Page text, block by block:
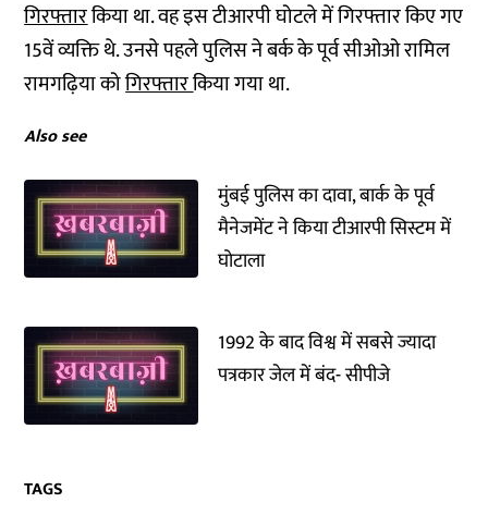
गिरफ्तारकिया था. वह इस टीआरपी घोटले में गिरफ्तार किए गए
15वें व्यक्ति थे. उनसे पहले पुलिस ने बर्क के पूर्व सीओओ रामिल
रामगढ़िया कोगिरफ्तारकिया गया था.
Also see
मुंबई पुलिस का दावा, बार्क के पूर्व
मैनेजमेंट ने किया टीआरपी सिस्टम में
घोटाला
1992 के बाद विश्व में सबसे ज्यादा
पत्रकार जेल में बंद- सीपीजे
TAGS